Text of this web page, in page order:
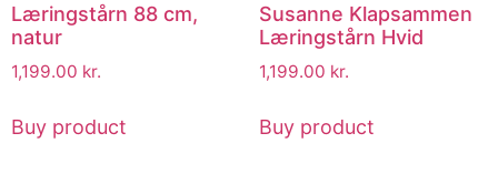
Læringstårn 88 cm,
natur
1,199.00 kr.
Buy product
Susanne Klapsammen
Læringstårn Hvid
1,199.00 kr.
Buy product